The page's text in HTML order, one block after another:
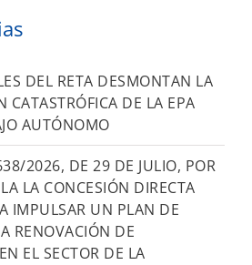
DEL RETA DESMONTAN LA
CATASTRÓFICA DE LA EPA
AUTÓNOMO
2026, DE 29 DE JULIO, POR
LA CONCESIÓN DIRECTA
IMPULSAR UN PLAN DE
RENOVACIÓN DE
EL SECTOR DE LA